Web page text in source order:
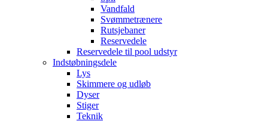
Vandfald
Svømmetrænere
Rutsjebaner
Reservedele
Reservedele til pool udstyr
Indstøbningsdele
Lys
Skimmere og udløb
Dyser
Stiger
Teknik